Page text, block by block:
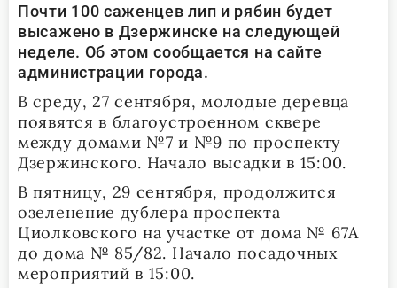
Почти 100 саженцев лип и рябин будет
высажено в Дзержинске на следующей
неделе. Об этом сообщается на сайте
администрации города.
В среду, 27 сентября, молодые деревца
появятся в благоустроенном сквере
между домами №7 и №9 по проспекту
Дзержинского. Начало высадки в 15:00.
В пятницу, 29 сентября, продолжится
озеленение дублера проспекта
Циолковского на участке от дома № 67А
до дома № 85/82. Начало посадочных
мероприятий в 15:00.